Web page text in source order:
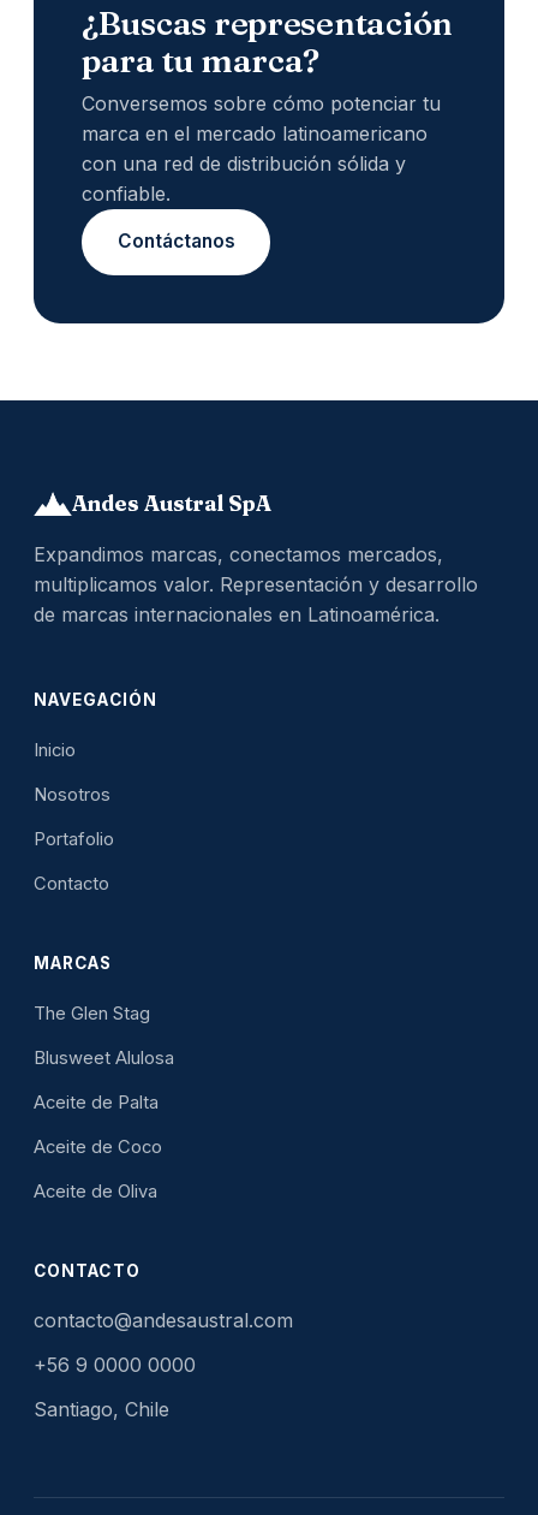
¿Buscas representación
para tu marca?
Conversemos sobre cómo potenciar tu
marca en el mercado latinoamericano
con una red de distribución sólida y
confiable.
Contáctanos
Andes Austral SpA
Expandimos marcas, conectamos mercados,
multiplicamos valor. Representación y desarrollo
de marcas internacionales en Latinoamérica.
NAVEGACIÓN
Inicio
Nosotros
Portafolio
Contacto
MARCAS
The Glen Stag
Blusweet Alulosa
Aceite de Palta
Aceite de Coco
Aceite de Oliva
CONTACTO
contacto@andesaustral.com
+56 9 0000 0000
Santiago, Chile